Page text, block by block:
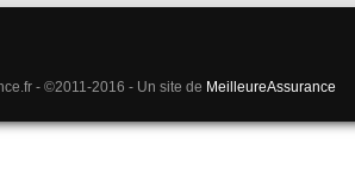
- ©2011-2016 - Un site de MeilleureAssurance